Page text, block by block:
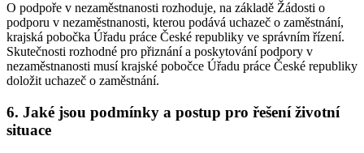
O podpoře v nezaměstnanosti rozhoduje, na základě Žádosti o
podporu v nezaměstnanosti, kterou podává uchazeč o zaměstnání,
krajská pobočka Úřadu práce České republiky ve správním řízení.
Skutečnosti rozhodné pro přiznání a poskytování podpory v
nezaměstnanosti musí krajské pobočce Úřadu práce České republiky
doložit uchazeč o zaměstnání.
6. Jaké jsou podmínky a postup pro řešení životní
situace